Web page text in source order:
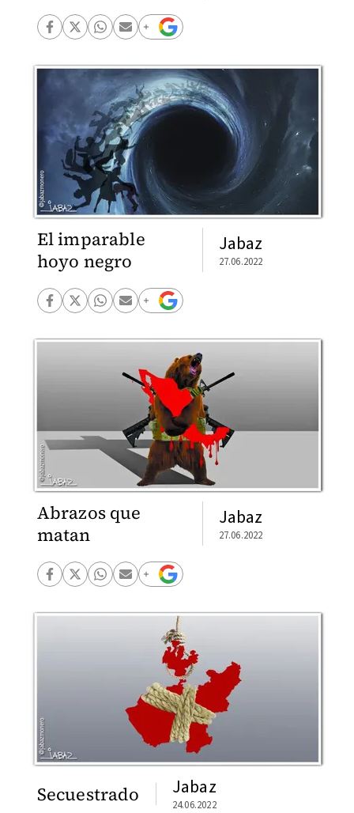
El imparable
hoyo negro
Jabaz
27.06.2022
Abrazos que
matan
Jabaz
27.06.2022
Secuestrado Jabaz
24.06.2022